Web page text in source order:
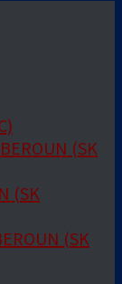
(SK
(SK
(SK